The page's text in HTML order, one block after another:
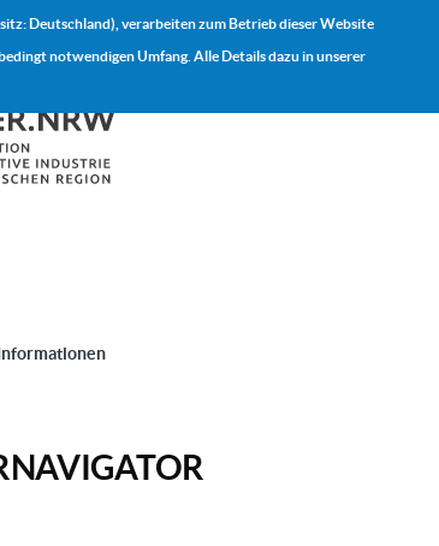
Deutschland), verarbeiten zum Betrieb dieser Website
notwendigen Umfang. Alle Details dazu in unserer